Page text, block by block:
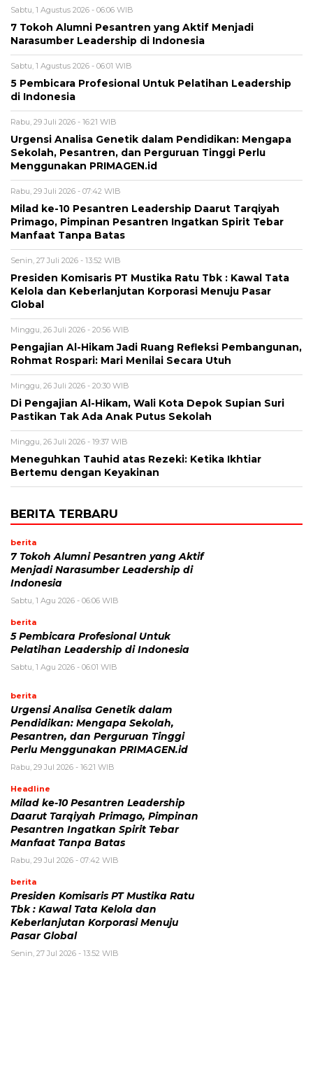
Sabtu, 1 Agustus 2026 - 06:06 WIB
7 Tokoh Alumni Pesantren yang Aktif Menjadi
Narasumber Leadership di Indonesia
Sabtu, 1 Agustus 2026 - 06:01 WIB
5 Pembicara Profesional Untuk Pelatihan Leadership
di Indonesia
Rabu, 29 Juli 2026 - 16:21 WIB
Urgensi Analisa Genetik dalam Pendidikan: Mengapa
Sekolah, Pesantren, dan Perguruan Tinggi Perlu
Menggunakan PRIMAGEN.id
Rabu, 29 Juli 2026 - 07:42 WIB
Milad ke-10 Pesantren Leadership Daarut Tarqiyah
Primago, Pimpinan Pesantren Ingatkan Spirit Tebar
Manfaat Tanpa Batas
Senin, 27 Juli 2026 - 13:52 WIB
Presiden Komisaris PT Mustika Ratu Tbk : Kawal Tata
Kelola dan Keberlanjutan Korporasi Menuju Pasar
Global
Minggu, 26 Juli 2026 - 20:56 WIB
Pengajian Al-Hikam Jadi Ruang Refleksi Pembangunan,
Rohmat Rospari: Mari Menilai Secara Utuh
Minggu, 26 Juli 2026 - 20:30 WIB
Di Pengajian Al-Hikam, Wali Kota Depok Supian Suri
Pastikan Tak Ada Anak Putus Sekolah
Minggu, 26 Juli 2026 - 19:37 WIB
Meneguhkan Tauhid atas Rezeki: Ketika Ikhtiar
Bertemu dengan Keyakinan
BERITA TERBARU
berita
7 Tokoh Alumni Pesantren yang Aktif
Menjadi Narasumber Leadership di
Indonesia
Sabtu, 1 Agu 2026 - 06:06 WIB
berita
5 Pembicara Profesional Untuk
Pelatihan Leadership di Indonesia
Sabtu, 1 Agu 2026 - 06:01 WIB
berita
Urgensi Analisa Genetik dalam
Pendidikan: Mengapa Sekolah,
Pesantren, dan Perguruan Tinggi
Perlu Menggunakan PRIMAGEN.id
Rabu, 29 Jul 2026 - 16:21 WIB
Headline
Milad ke-10 Pesantren Leadership
Daarut Tarqiyah Primago, Pimpinan
Pesantren Ingatkan Spirit Tebar
Manfaat Tanpa Batas
Rabu, 29 Jul 2026 - 07:42 WIB
berita
Presiden Komisaris PT Mustika Ratu
Tbk : Kawal Tata Kelola dan
Keberlanjutan Korporasi Menuju
Pasar Global
Senin, 27 Jul 2026 - 13:52 WIB